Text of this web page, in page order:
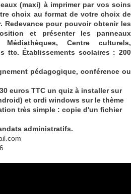
(maxi) à imprimer par vos soins
choix au format de votre choix de
Redevance pour pouvoir obtenir les
et présenter les panneaux
Centre culturels,
ttc. Établissements scolaires : 200
pédagogique, conférence ou
euros TTC un quiz à installer sur
et ordi windows sur le thème
très simple : copie d'un fichier
administratifs.